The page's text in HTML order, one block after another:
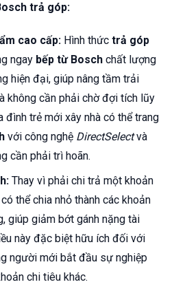
trả góp:
cao cấp: Hình thức trả góp
ngay bếp từ Bosch chất lượng
hiện đại, giúp nâng tầm trải
không cần phải chờ đợi tích lũy
đình trẻ mới xây nhà có thể trang
với công nghệ DirectSelectvà
cần phải trì hoãn.
Thay vì phải chi trả một khoản
thể chia nhỏ thành các khoản
giúp giảm bớt gánh nặng tài
này đặc biệt hữu ích đối với
người mới bắt đầu sự nghiệp
chi tiêu khác.